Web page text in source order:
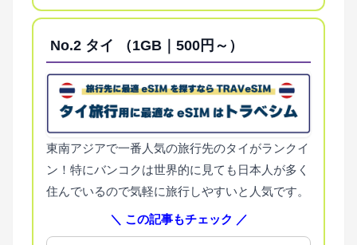
No.2 タイ （1GB｜500円～）
東南アジアで一番人気の旅行先のタイがランクイ
ン！特にバンコクは世界的に見ても日本人が多く
住んでいるので気軽に旅行しやすいと人気です。
＼ この記事もチェック ／